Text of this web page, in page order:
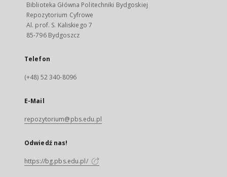
Biblioteka Główna Politechniki Bydgoskiej
Repozytorium Cyfrowe
Al. prof. S. Kaliskiego 7
85-796 Bydgoszcz
Telefon
(+48) 52 340-8096
E-Mail
repozytorium@pbs.edu.pl
Odwiedź nas!
https://bg.pbs.edu.pl/